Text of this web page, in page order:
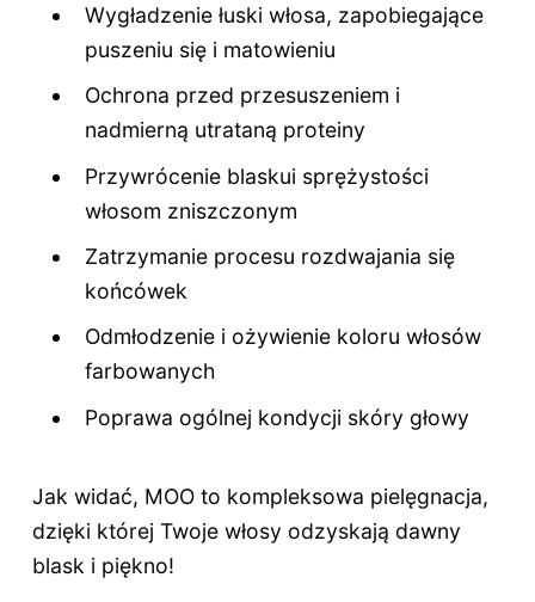
Wygładzenie łuski włosa, zapobiegające
puszeniu się i matowieniu
Ochrona przed przesuszeniem i
nadmierną utrataną proteiny
Przywrócenie blaskui sprężystości
włosom zniszczonym
Zatrzymanie procesu rozdwajania się
końcówek
Odmłodzenie i ożywienie koloru włosów
farbowanych
Poprawa ogólnej kondycji skóry głowy
Jak widać, MOO to kompleksowa pielęgnacja,
dzięki której Twoje włosy odzyskają dawny
blask i piękno!